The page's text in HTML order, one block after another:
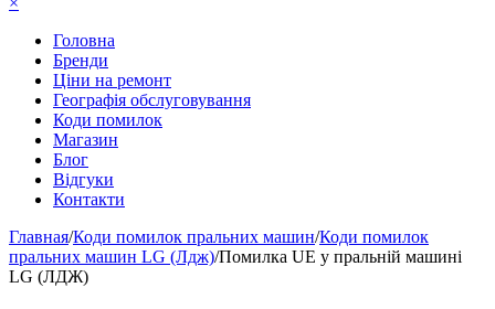
Головна
Бренди
Ціни на ремонт
Географія обслуговування
Коди помилок
Магазин
Блог
Відгуки
Контакти
Главная/Коди помилок пральних машин/Коди помилок
пральних машин LG (Лдж)/Помилка UE у пральній машині
LG (ЛДЖ)